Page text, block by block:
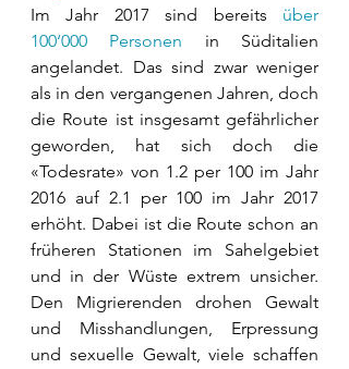
Im Jahr 2017 sind bereits über
100‘000 Personen in Süditalien
angelandet. Das sind zwar weniger
als in den vergangenen Jahren, doch
die Route ist insgesamt gefährlicher
geworden, hat sich doch die
«Todesrate» von 1.2 per 100 im Jahr
2016 auf 2.1 per 100 im Jahr 2017
erhöht. Dabei ist die Route schon an
früheren Stationen im Sahelgebiet
und in der Wüste extrem unsicher.
Den Migrierenden drohen Gewalt
und Misshandlungen, Erpressung
und sexuelle Gewalt, viele schaffen